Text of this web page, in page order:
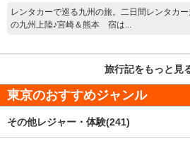
レンタカーで巡る九州の旅。二日間レンタカ
の九州上陸♪宮崎＆熊本 宿は...
旅行記をもっと見
東京のおすすめジャンル
その他レジャー・体験(241)